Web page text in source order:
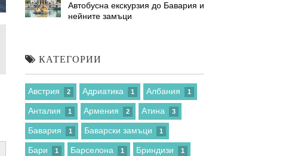
Автобусна екскурзия до Бавария и
нейните замъци
КАТЕГОРИИ
Австрия 2 Адриатика 1 Албания 1
Анталия 1 Армения 2 Атина 3
Бавария 1 Баварски замъци 1
Бари 1 Барселона 1 Бриндизи 1